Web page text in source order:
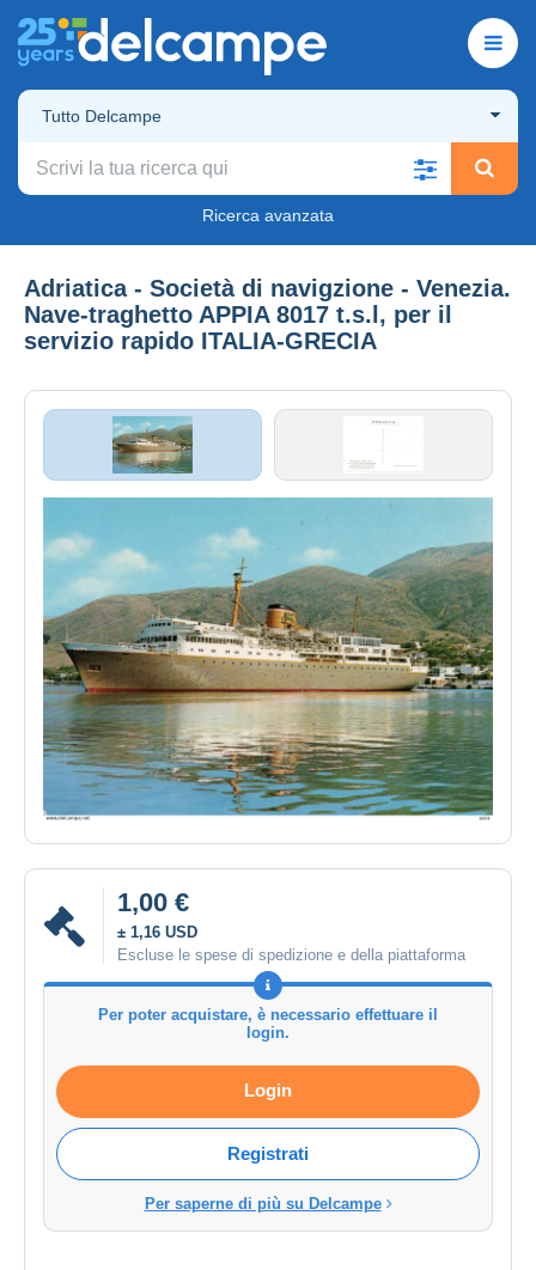
Tutto Delcampe
Ricerca avanzata
Adriatica - Società di navigzione - Venezia.
Nave-traghetto APPIA 8017 t.s.l, per il
servizio rapido ITALIA-GRECIA
1,00 €
± 1,16 USD
Escluse le spese di spedizione e della piattaforma
Per poter acquistare, è necessario effettuare il
login.
Login
Registrati
Per saperne di più su Delcampe